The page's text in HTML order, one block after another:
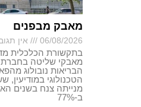
מאבק מבפנים
06/08/2026 אין
בתקשורת הכלכלית
מאבקי שליטה בחברת
הבריאות נובולוג
הטכנולוגי במודיעין,
מנייתה צנח בשנים
ב-77%